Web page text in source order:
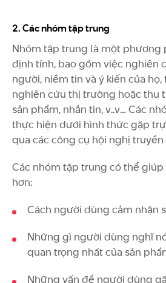
2. Các nhóm tập trung
Nhóm tập trung là một phương
định tính, bao gồm việc nghiên
người, niềm tin và ý kiến của
nghiên cứu thị trường hoặc thu
sản phẩm, nhắn tin, v..v… Các
thực hiện dưới hình thức gặp
qua các công cụ hội nghị truyền
Các nhóm tập trung có thể
hơn:
Cách người dùng cảm nhận
Những gì người dùng nghĩ
quan trọng nhất của sản
Những vấn đề người dùng